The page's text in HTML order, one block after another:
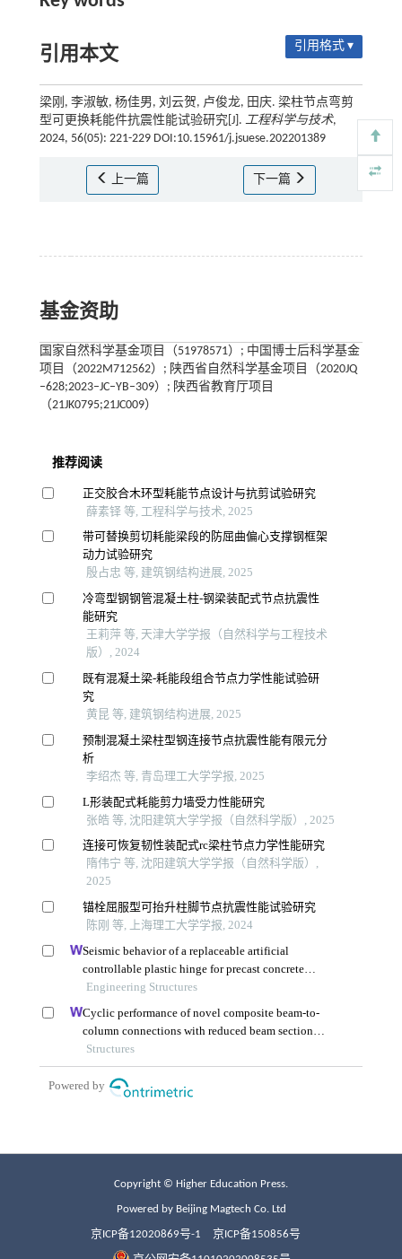
引用本文 引用格式 ▾
梁刚, 李淑敏, 杨佳男, 刘云贺, 卢俊龙, 田庆. 梁柱节点弯剪
型可更换耗能件抗震性能试验研究[J]. 工程科学与技术,
2024, 56(05): 221-229 DOI:10.15961/j.jsuese.202201389
上一篇 下一篇
基金资助
国家自然科学基金项目（51978571）; 中国博士后科学基金
项目（2022M712562）; 陕西省自然科学基金项目（2020JQ
–628;2023–JC–YB–309）; 陕西省教育厅项目
（21JK0795;21JC009）
Copyright © Higher Education Press.
Powered by Beijing Magtech Co. Ltd
京ICP备12020869号-1 京ICP备150856号